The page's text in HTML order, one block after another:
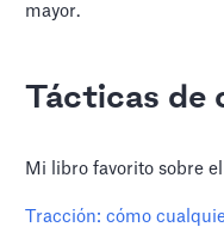
mayor.
Tácticas de
Mi libro favorito sobre
Tracción: cómo